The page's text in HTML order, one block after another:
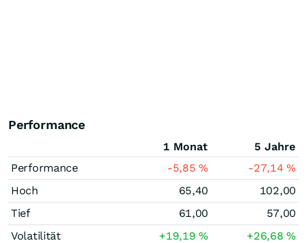
Performance
1 Monat
5 Jahre
Performance
-5,85% -27,14%
Hoch
65,40
102,00
Tief
61,00
57,00
Volatilität
+19,19% +26,68%